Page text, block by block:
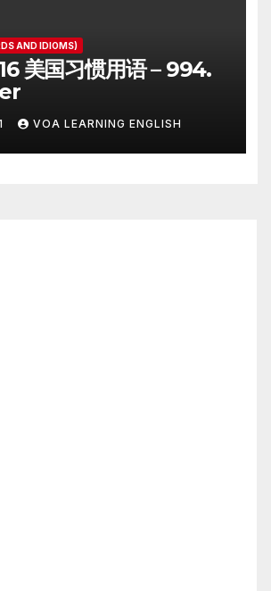
AND IDIOMS)
美国习惯用语 – 994.
VOA LEARNING ENGLISH